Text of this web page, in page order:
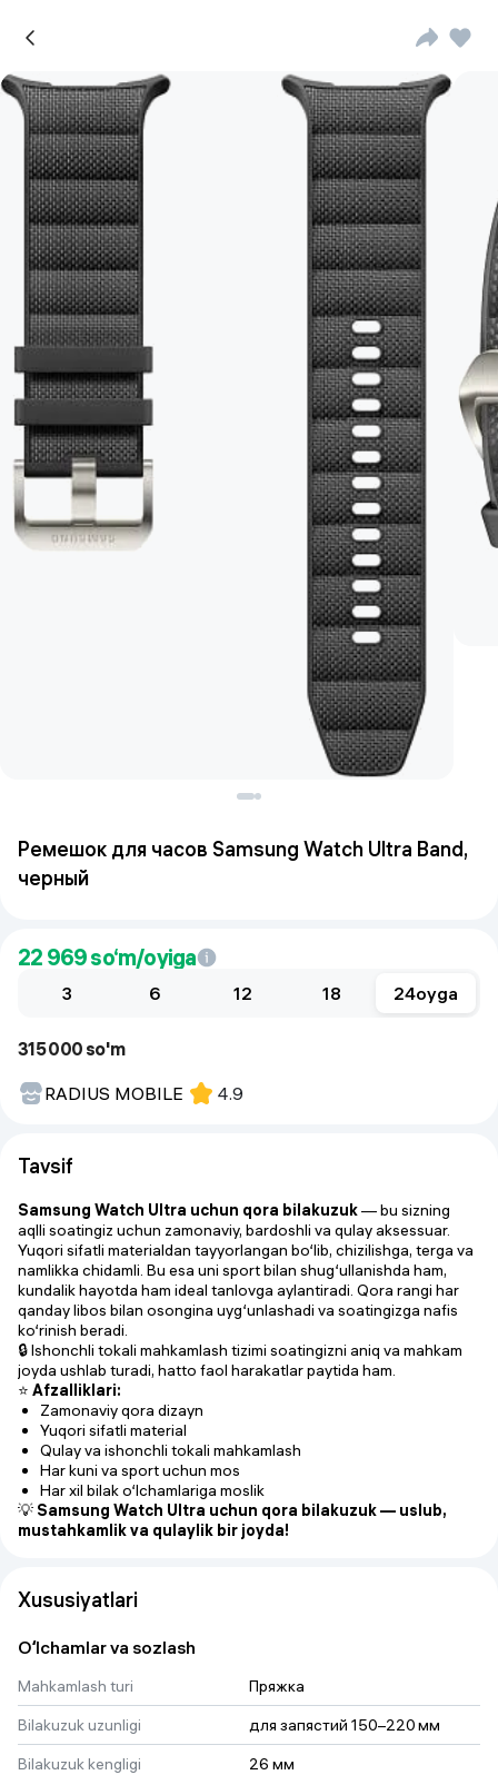
Ремешок для часов Samsung Watch Ultra Band,
черный
22 969so‘m/oyiga
3 6 12 18 24oyga
315 000 so'm
RADIUS MOBILE
4.9
Tavsif
Samsung Watch Ultra uchun qora bilakuzuk— bu sizning
aqlli soatingiz uchun zamonaviy, bardoshli va qulay aksessuar.
Yuqori sifatli materialdan tayyorlangan bo‘lib, chizilishga, terga va
namlikka chidamli. Bu esa uni sport bilan shug‘ullanishda ham,
kundalik hayotda ham ideal tanlovga aylantiradi. Qora rangi har
qanday libos bilan osongina uyg‘unlashadi va soatingizga nafis
ko‘rinish beradi.
🔒 Ishonchli tokali mahkamlash tizimi soatingizni aniq va mahkam
joyda ushlab turadi, hatto faol harakatlar paytida ham.
⭐ Afzalliklari:
Zamonaviy qora dizayn
Yuqori sifatli material
Qulay va ishonchli tokali mahkamlash
Har kuni va sport uchun mos
Har xil bilak o‘lchamlariga moslik
💡 Samsung Watch Ultra uchun qora bilakuzuk — uslub,
mustahkamlik va qulaylik bir joyda!
Xususiyatlari
Oʻlchamlar va sozlash
Mahkamlash turi
Пряжка
Bilakuzuk uzunligi
для запястий 150–220 мм
Bilakuzuk kengligi
26 мм